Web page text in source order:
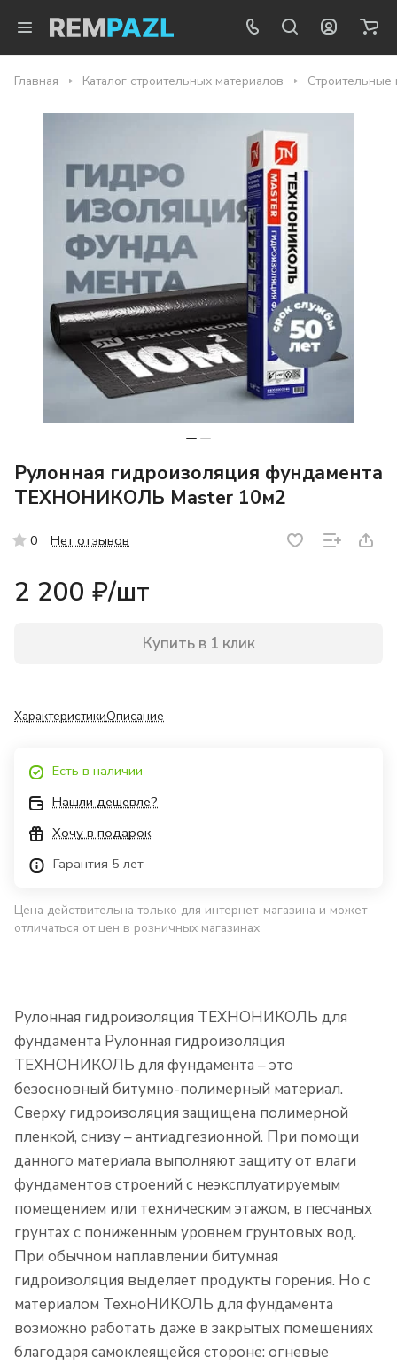
Главная Каталог строительных материалов Строительные
Рулонная гидроизоляция фундамента
ТЕХНОНИКОЛЬ Master 10м2
0 Нет отзывов
2 200 ₽/шт
Купить в 1 клик
ХарактеристикиОписание
Есть в наличии
Нашли дешевле?
Хочу в подарок
Гарантия 5 лет
Цена действительна только для интернет-магазина и может
отличаться от цен в розничных магазинах
Рулонная гидроизоляция ТЕХНОНИКОЛЬ для
фундамента Рулонная гидроизоляция
ТЕХНОНИКОЛЬ для фундамента – это
безосновный битумно-полимерный материал.
Сверху гидроизоляция защищена полимерной
пленкой, снизу – антиадгезионной. При помощи
данного материала выполняют защиту от влаги
фундаментов строений с неэксплуатируемым
помещением или техническим этажом, в песчаных
грунтах с пониженным уровнем грунтовых вод.
При обычном наплавлении битумная
гидроизоляция выделяет продукты горения. Но с
материалом ТехноНИКОЛЬ для фундамента
возможно работать даже в закрытых помещениях
благодаря самоклеящейся стороне: огневые